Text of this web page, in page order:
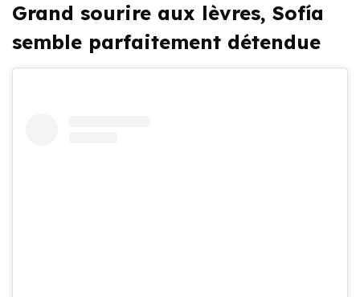
Grand sourire aux lèvres, Sofía
semble parfaitement détendue